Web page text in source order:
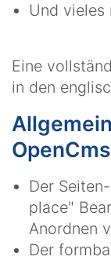
Und vieles
Eine
in den
OpenCms
Der
place"
Anordnen
Der